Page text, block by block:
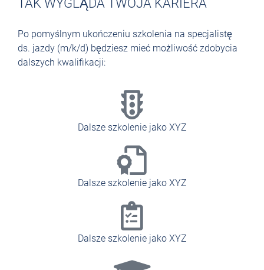
Po pomyślnym ukończeniu szkolenia na specjalistę
ds. jazdy (m/k/d) będziesz mieć możliwość zdobycia
dalszych kwalifikacji:
Dalsze szkolenie jako XYZ
Dalsze szkolenie jako XYZ
Dalsze szkolenie jako XYZ